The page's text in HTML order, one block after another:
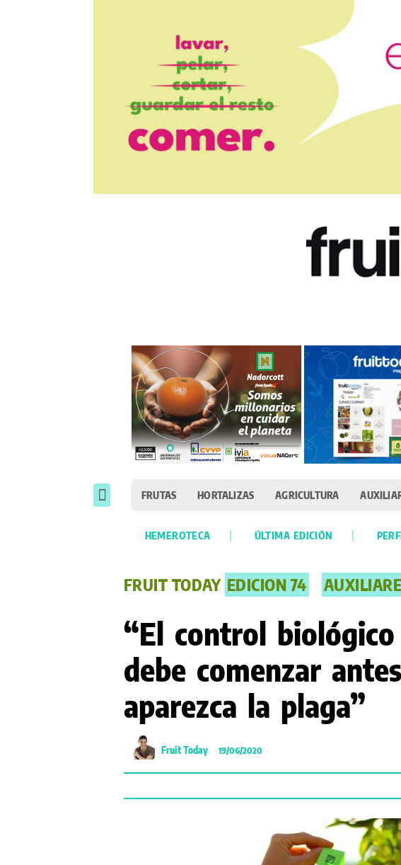
FRUTAS HORTALIZAS AGRICULTURA
HEMEROTECA ÚLTIMA EDICIÓN
FRUIT TODAY EDICION 74
“El control
debe comenzar
aparezca la plaga”
Fruit Today 19/06/2020